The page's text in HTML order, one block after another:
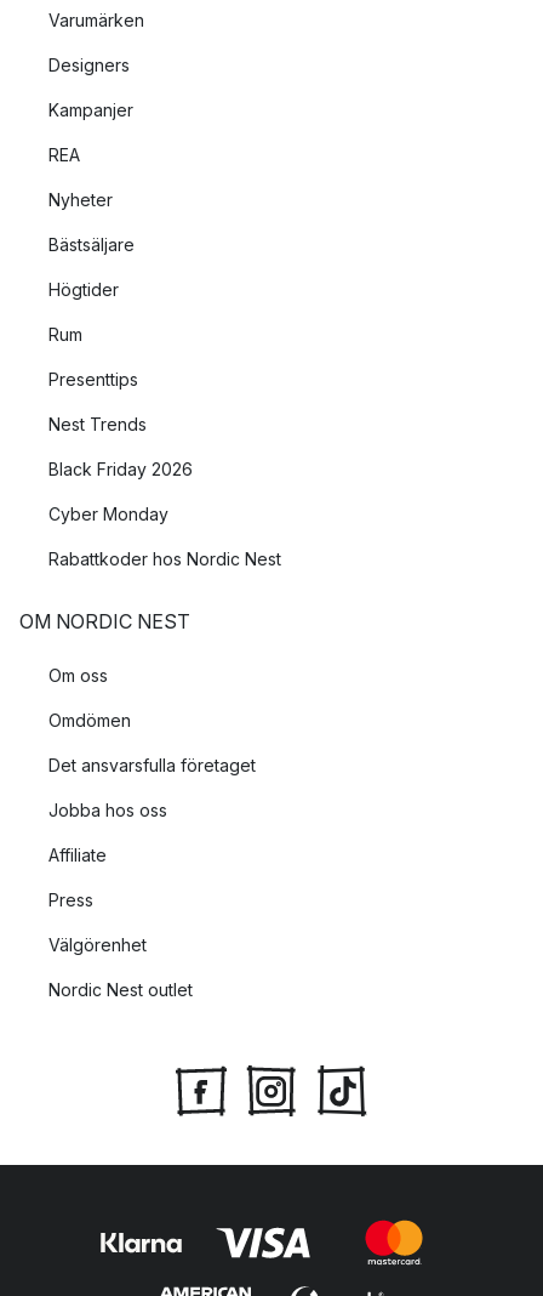
Varumärken
Designers
Kampanjer
REA
Nyheter
Bästsäljare
Högtider
Rum
Presenttips
Nest Trends
Black Friday 2026
Cyber Monday
Rabattkoder hos Nordic Nest
OM NORDIC NEST
Om oss
Omdömen
Det ansvarsfulla företaget
Jobba hos oss
Affiliate
Press
Välgörenhet
Nordic Nest outlet